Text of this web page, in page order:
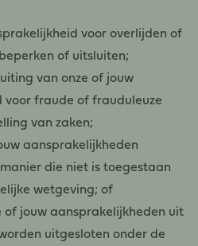
voor overlijden of
of uitsluiten;
van onze of jouw
voor fraude of frauduleuze
van zaken;
aansprakelijkheden
die niet is toegestaan
wetgeving; of
of jouw aansprakelijkheden uit
uitgesloten onder de